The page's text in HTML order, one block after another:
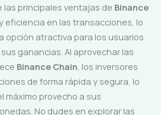
las principales ventajas de Binance
eficiencia en las transacciones, lo
opción atractiva para los usuarios
ganancias. Al aprovechar las
Binance Chain , los inversores
de forma rápida y segura, lo
máximo provecho a sus
No dudes en explorar las